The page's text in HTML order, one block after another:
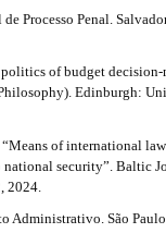
Processo Penal.
of budget
Edinburgh:
of international
national security”. Baltic
2024.
Administrativo. São